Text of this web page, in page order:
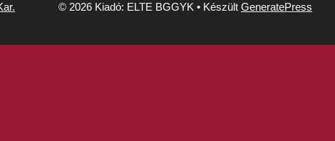
© 2026 Kiadó: ELTE BGGYK • Készült GeneratePress